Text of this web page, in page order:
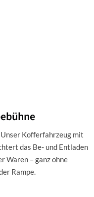
Kofferfahrzeug mit
das Be- und Entladen
Waren – ganz ohne
Rampe.